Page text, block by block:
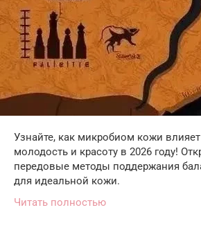
Узнайте, как микробиом кожи
молодость и красоту в 2026 году!
передовые методы поддержания
для идеальной кожи.
Читать полностью